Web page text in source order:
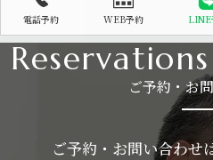
電話予約 WEB予約 LINE
ご予約・お
ご予約・お問い合わせ